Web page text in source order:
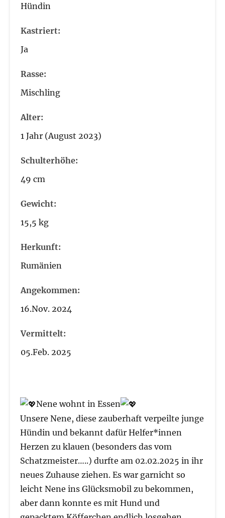
Hündin
Kastriert:
Ja
Rasse:
Mischling
Alter:
1 Jahr (August 2023)
Schulterhöhe:
49 cm
Gewicht:
15,5 kg
Herkunft:
Rumänien
Angekommen:
16.Nov. 2024
Vermittelt:
05.Feb. 2025
Nene wohnt in Essen
Unsere Nene, diese zauberhaft verpeilte junge
Hündin und bekannt dafür Helfer*innen
Herzen zu klauen (besonders das vom
Schatzmeister…..) durfte am 02.02.2025 in ihr
neues Zuhause ziehen. Es war garnicht so
leicht Nene ins Glücksmobil zu bekommen,
aber dann konnte es mit Hund und